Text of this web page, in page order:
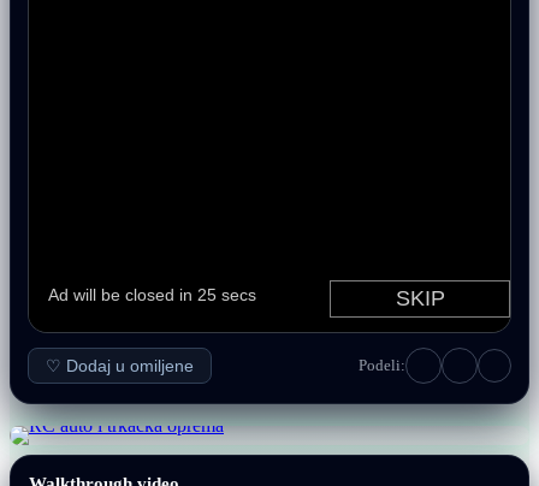
♡ Dodaj u omiljene Podeli: